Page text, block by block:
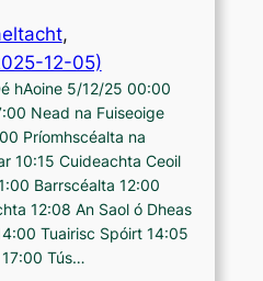
,
12-05)
hAoine 5/12/25 00:00
Nead na Fuiseoige
Príomhscéalta na
10:15 Cuideachta Ceoil
Barrscéalta 12:00
12:08 An Saol ó Dheas
Tuairisc Spóirt 14:05
17:00 Tús…